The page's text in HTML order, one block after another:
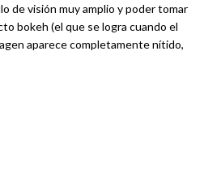
de visión muy amplio y poder tomar
bokeh (el que se logra cuando el
aparece completamente nítido,